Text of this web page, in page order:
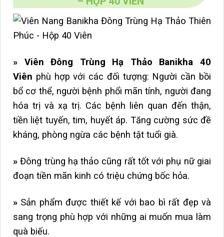
» Viên Đông Trùng Hạ Thảo Banikha 40
Viên phù hợp với các đối tượng: Người cần bồi
bổ cơ thể, người bệnh phổi mãn tính, người đang
hóa trị và xạ trị. Các bệnh liên quan đến thận,
tiền liệt tuyến, tim, huyết áp. Tăng cường sức đề
kháng, phòng ngừa các bệnh tật tuổi già.
» Đông trùng hạ thảo cũng rất tốt với phụ nữ giai
đoạn tiền mãn kinh có triệu chứng bốc hỏa.
» Sản phẩm được thiết kế với bao bì rất đẹp và
sang trọng phù hợp với những ai muốn mua làm
quà biếu.